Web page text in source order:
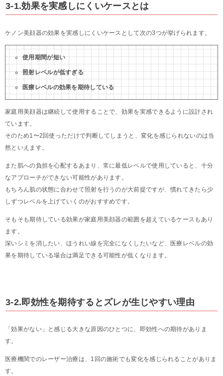
3-1.効果を実感しにくいケースとは
ケノン美顔器の効果を実感しにくいケースとして次の3つが挙げられます。
使用期間が短い
照射レベルが低すぎる
医療レベルの効果を期待している
家庭用美顔器は継続して使用することで、効果を実感できるように設計され
ています。
そのため1〜2回使っただけで判断してしまうと、変化を感じられないのは当
然といえます。
また肌への負担を心配するあまり、常に最低レベルで使用していると、十分
なアプローチができない可能性があります。
もちろん肌の状態に合わせて照射を行うのが大前提ですが、慣れてきたら少
しずつレベルを上げていくのがおすすめです。
そもそも期待している効果が家庭用美顔器の範囲を超えているケースもあり
ます。
深いシミを消したい、ほうれい線を完全になくしたいなど、医療レベルの効
果を期待している場合は満足できる可能性が低くなります。
3-2.即効性を期待するとズレが生じやすい理由
「効果がない」と感じる大きな原因のひとつに、即効性への期待がありま
す。
医療機関でのレーザー治療は、1回の施術でも変化を感じられることがありま
す。